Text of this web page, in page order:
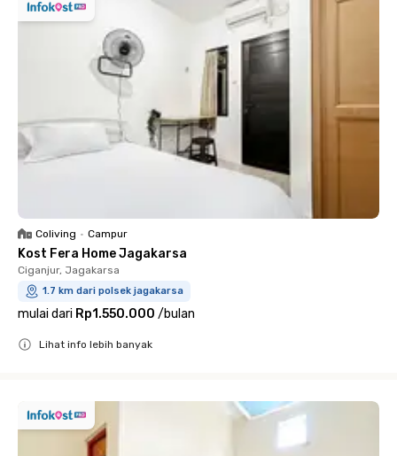
Coliving • Campur
Kost Fera Home Jagakarsa
Ciganjur, Jagakarsa
1.7 km dari polsek jagakarsa
mulai dari Rp1.550.000 /bulan
Lihat info lebih banyak